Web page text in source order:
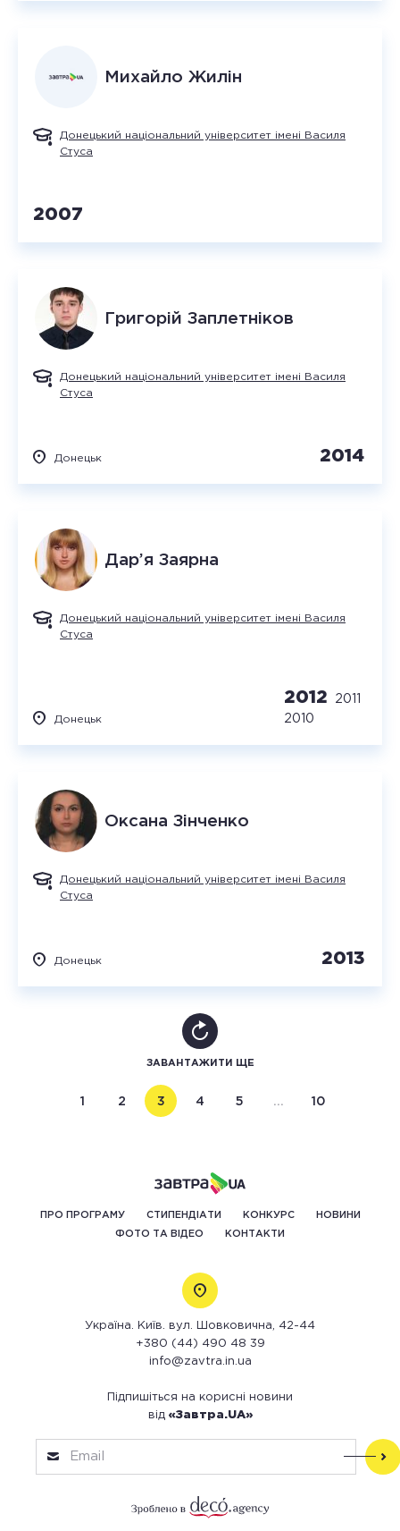
Михайло Жилін
Донецький національний університет імені Василя
Стуса
2007
Григорій Заплетніков
Донецький національний університет імені Василя
Стуса
Донецьк 2014
Дар’я Заярна
Донецький національний університет імені Василя
Стуса
Донецьк
2012
2011
2010
Оксана Зінченко
Донецький національний університет імені Василя
Стуса
Донецьк 2013
ЗАВАНТАЖИТИ ЩЕ
1 2 3 4 5 … 10
ПРО ПРОГРАМУ СТИПЕНДІАТИ КОНКУРС НОВИНИ
ФОТО ТА ВІДЕО КОНТАКТИ
Україна. Київ. вул. Шовковична, 42-44
+380 (44) 490 48 39
info@zavtra.in.ua
Підпишіться на корисні новини
від «Завтра.UA»